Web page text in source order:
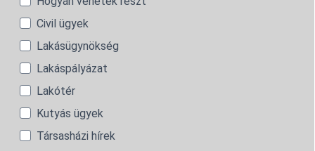
Civil ügyek
Lakásügynökség
Lakáspályázat
Lakótér
Kutyás ügyek
Társasházi hírek